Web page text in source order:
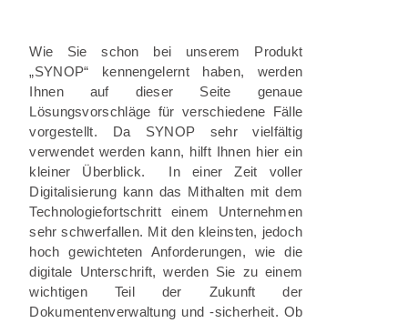
Wie Sie schon bei unserem Produkt
„SYNOP“ kennengelernt haben, werden
Ihnen auf dieser Seite genaue
Lösungsvorschläge für verschiedene Fälle
vorgestellt. Da SYNOP sehr vielfältig
verwendet werden kann, hilft Ihnen hier ein
kleiner Überblick. In einer Zeit voller
Digitalisierung kann das Mithalten mit dem
Technologiefortschritt einem Unternehmen
sehr schwerfallen. Mit den kleinsten, jedoch
hoch gewichteten Anforderungen, wie die
digitale Unterschrift, werden Sie zu einem
wichtigen Teil der Zukunft der
Dokumentenverwaltung und -sicherheit. Ob